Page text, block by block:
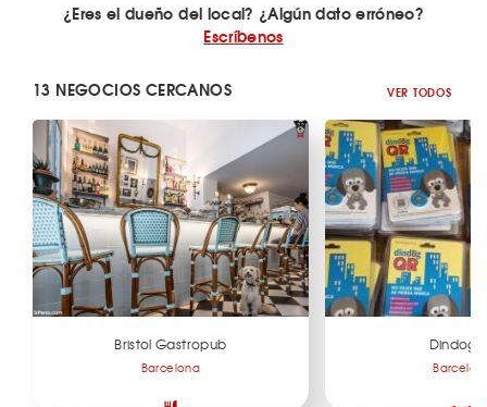
¿Eres el dueño del local? ¿Algún dato erróneo?
Escríbenos
13 NEGOCIOS CERCANOS VER TODOS
Bristol Gastropub
Barcelona